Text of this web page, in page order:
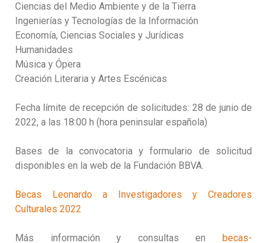
Ciencias del Medio Ambiente y de la Tierra
Ingenierías y Tecnologías de la Información
Economía, Ciencias Sociales y Jurídicas
Humanidades
Música y Ópera
Creación Literaria y Artes Escénicas
Fecha límite de recepción de solicitudes: 28 de junio de
2022, a las 18:00 h (hora peninsular española)
Bases de la convocatoria y formulario de solicitud
disponibles en la web de la Fundación BBVA.
Becas Leonardo a Investigadores y Creadores
Culturales 2022
Más información y consultas en becas-